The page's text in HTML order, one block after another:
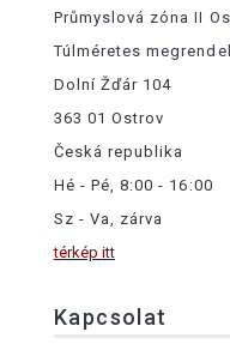
Průmyslová zóna II
Túlméretes
Dolní Žďár 104
363 01 Ostrov
Česká republika
Hé - Pé, 8:00 - 16:00
Sz - Va, zárva
térkép itt
Kapcsolat